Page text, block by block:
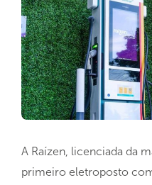
A Raízen, licenciada da
primeiro eletroposto